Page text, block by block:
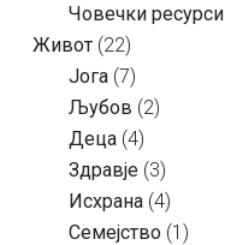
Човечки ресурси
Живот (22)
Јога (7)
Љубов (2)
Деца (4)
Здравје (3)
Исхрана (4)
Семејство (1)